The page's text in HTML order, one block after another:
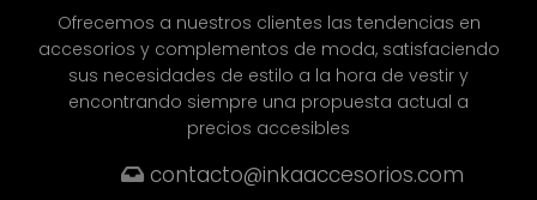
Ofrecemos a nuestros clientes las tendencias en
accesorios y complementos de moda, satisfaciendo
sus necesidades de estilo a la hora de vestir y
encontrando siempre una propuesta actual a
precios accesibles
contacto@inkaaccesorios.com